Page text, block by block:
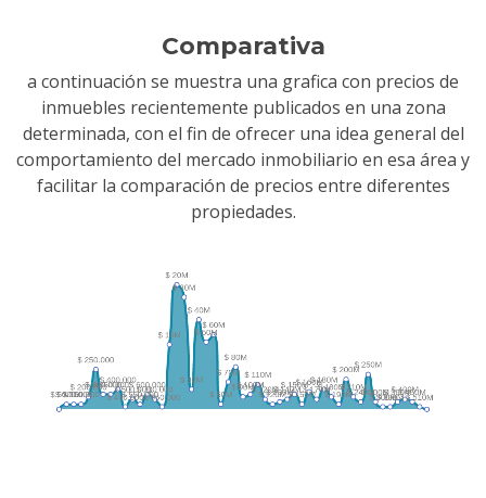
Comparativa
a continuación se muestra una grafica con precios de
inmuebles recientemente publicados en una zona
determinada, con el fin de ofrecer una idea general del
comportamiento del mercado inmobiliario en esa área y
facilitar la comparación de precios entre diferentes
propiedades.